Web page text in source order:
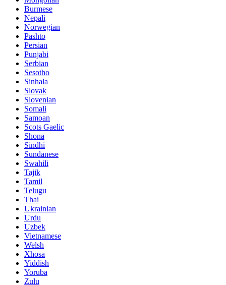
Burmese
Nepali
Norwegian
Pashto
Persian
Punjabi
Serbian
Sesotho
Sinhala
Slovak
Slovenian
Somali
Samoan
Scots Gaelic
Shona
Sindhi
Sundanese
Swahili
Tajik
Tamil
Telugu
Thai
Ukrainian
Urdu
Uzbek
Vietnamese
Welsh
Xhosa
Yiddish
Yoruba
Zulu